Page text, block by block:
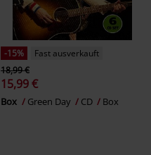
-15%
Fast ausverkauft
18,99 €
15,99 €
Box Green Day CD Box